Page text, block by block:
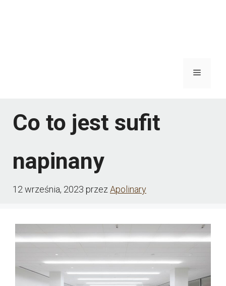
Menu
Co to jest sufit
napinany
12 września, 2023 przez Apolinary